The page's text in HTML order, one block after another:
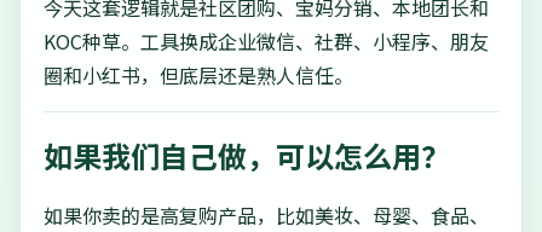
今天这套逻辑就是社区团购、宝妈分销、本地团长和
KOC种草。工具换成企业微信、社群、小程序、朋友
圈和小红书，但底层还是熟人信任。
如果我们自己做，可以怎么用？
如果你卖的是高复购产品，比如美妆、母婴、食品、